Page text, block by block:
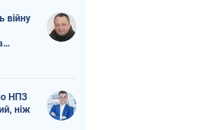
війну
НПЗ
ніж